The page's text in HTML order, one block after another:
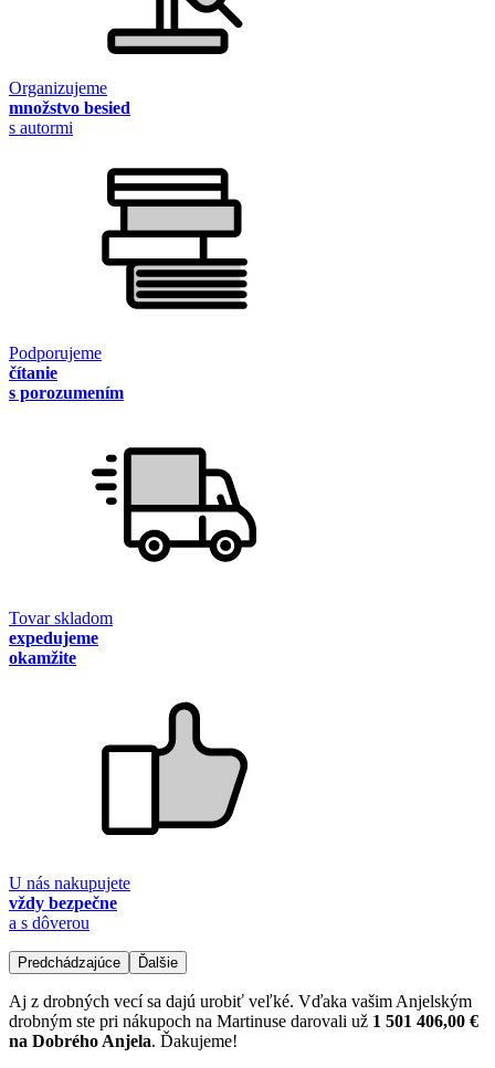
Organizujeme
množstvo besied
s autormi
Podporujeme
čítanie
s porozumením
Tovar skladom
expedujeme
okamžite
U nás nakupujete
vždy bezpečne
a s dôverou
Predchádzajúce Ďalšie
Aj z drobných vecí sa dajú urobiť veľké. Vďaka vašim Anjelským
drobným ste pri nákupoch na Martinuse darovali už 1 501 406,00 €
na Dobrého Anjela. Ďakujeme!